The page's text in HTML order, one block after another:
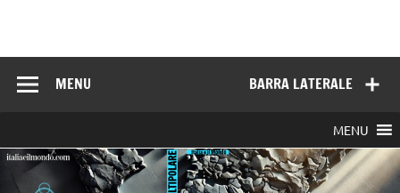
BARRA LATERALE
MENU
MENU